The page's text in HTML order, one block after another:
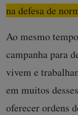
na defesa de
Ao mesmo
campanha para
vivem e
em muitos
oferecer ordens